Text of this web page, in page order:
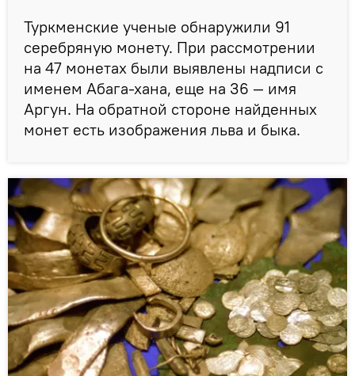
Туркменские ученые обнаружили 91
серебряную монету. При рассмотрении
на 47 монетах были выявлены надписи с
именем Абага-хана, еще на 36 — имя
Аргун. На обратной стороне найденных
монет есть изображения льва и быка.